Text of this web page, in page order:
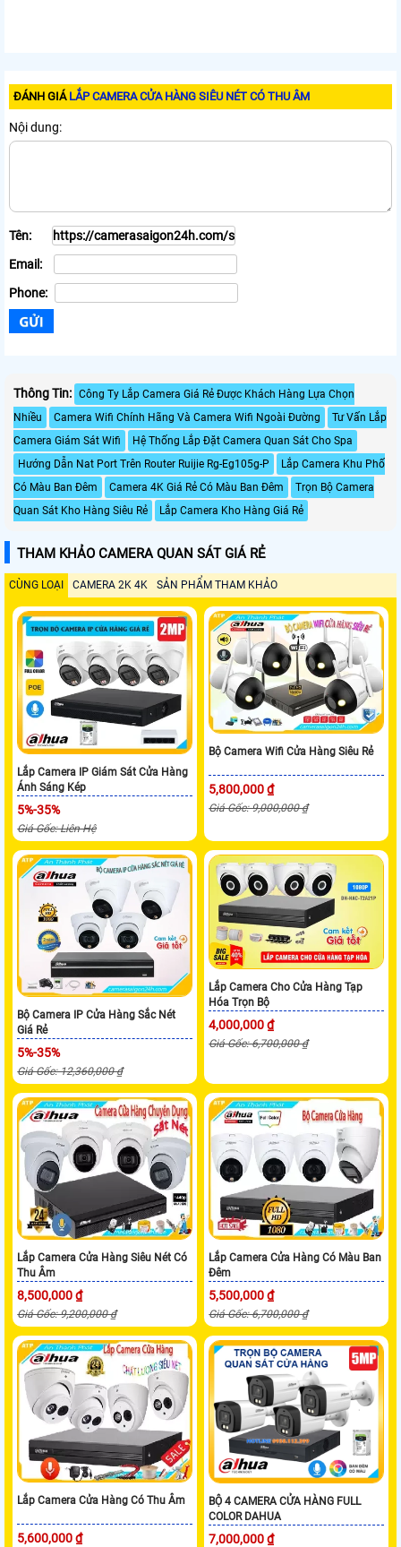
ĐÁNH GIÁ LẮP CAMERA CỬA HÀNG SIÊU NÉT CÓ THU ÂM
Nội dung:
Tên:
Email:
Phone:
Thông Tin: Công Ty Lắp Camera Giá Rẻ Được Khách Hàng Lựa Chọn
Nhiều
Camera Wifi Chính Hãng Và Camera Wifi Ngoài Đường
Tư Vấn Lắp
Camera Giám Sát Wifi
Hệ Thống Lắp Đặt Camera Quan Sát Cho Spa
Hướng Dẫn Nat Port Trên Router Ruijie Rg-Eg105g-P
Lắp Camera Khu Phố
Có Màu Ban Đêm
Camera 4K Giá Rẻ Có Màu Ban Đêm
Trọn Bộ Camera
Quan Sát Kho Hàng Siêu Rẻ
Lắp Camera Kho Hàng Giá Rẻ
THAM KHẢO CAMERA QUAN SÁT GIÁ RẺ
CÙNG LOẠI CAMERA 2K 4K SẢN PHẨM THAM KHẢO
Lắp Camera IP Giám Sát Cửa Hàng
Ánh Sáng Kép
5%-35%
Giá Gốc: Liên Hệ
Bộ Camera Wifi Cửa Hàng Siêu Rẻ
5,800,000 ₫
Giá Gốc: 9,000,000 ₫
Bộ Camera IP Cửa Hàng Sắc Nét
Giá Rẻ
5%-35%
Giá Gốc: 12,360,000 ₫
Lắp Camera Cho Cửa Hàng Tạp
Hóa Trọn Bộ
4,000,000 ₫
Giá Gốc: 6,700,000 ₫
Lắp Camera Cửa Hàng Siêu Nét Có
Thu Âm
8,500,000 ₫
Giá Gốc: 9,200,000 ₫
Lắp Camera Cửa Hàng Có Màu Ban
Đêm
5,500,000 ₫
Giá Gốc: 6,700,000 ₫
Lắp Camera Cửa Hàng Có Thu Âm
5,600,000 ₫
BỘ 4 CAMERA CỬA HÀNG FULL
COLOR DAHUA
7,000,000 ₫